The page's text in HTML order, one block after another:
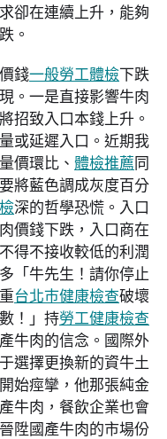
卻在連續上升，能夠
。
錢一般勞工體檢下跌
。一是直接影響牛肉
招致入口本錢上升。
或延遲入口。近期我
價環比、 體檢推薦同
將藍色調成灰度百分
深的哲學恐慌。入口
價錢下跌，入口商在
得不接收較低的利潤
「牛先生！請你停止
台北巿健康檢查破壞
數！」持勞工健康檢查
牛肉的信念。國際外
選擇更換新的資牛土
始痙攣，他那張純金
牛肉，餐飲企業也會
陞國產牛肉的市場份